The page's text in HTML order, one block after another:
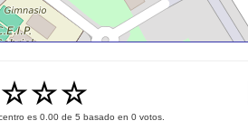
es 0.00 de 5 basado en 0 votos.